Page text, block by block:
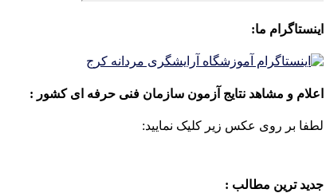
اینستاگرام ما:
اعلام و مشاهد نتایج آزمون سازمان فنی حرفه ای کشور :
لطفا بر روی عکس زیر کلیک نمایید:
جدید ترین مطالب :